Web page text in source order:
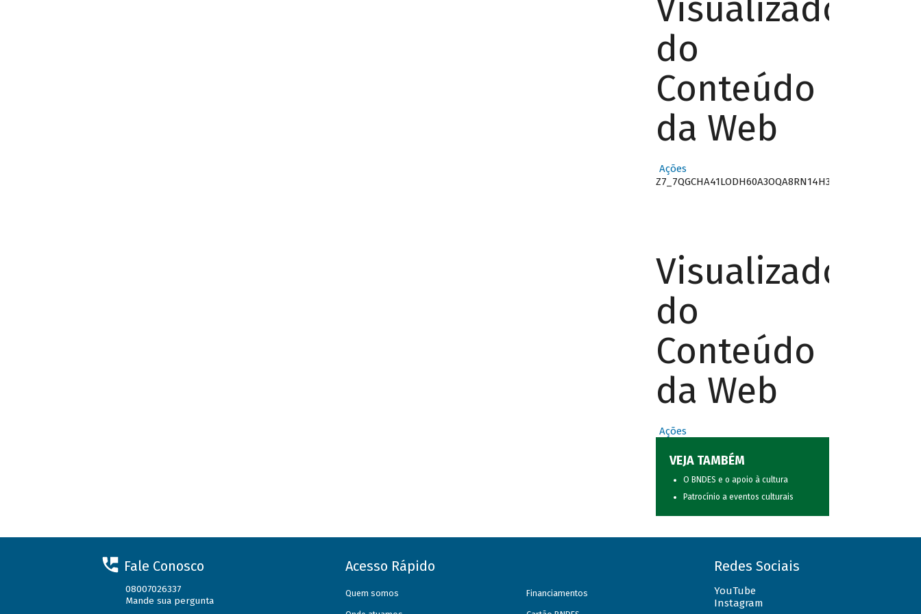
Visualizador
do
Conteúdo
da Web
Ações
Z7_7QGCHA41LODH60A3OQA8RN14H3
Visualizador
do
Conteúdo
da Web
Ações
VEJA TAMBÉM
O BNDES e o apoio à cultura
Patrocínio a eventos culturais
Fale Conosco
08007026337
Mande sua pergunta
Acesso Rápido
Quem somos Financiamentos
Redes Sociais
YouTube
Instagram